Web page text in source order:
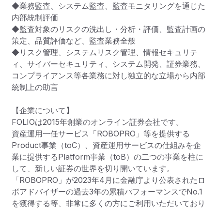
◆業務監査、システム監査、監査モニタリングを通じた
内部統制評価
◆監査対象のリスクの洗出し・分析・評価、監査計画の
策定、品質評価など、監査業務全般
◆リスク管理、システムリスク管理、情報セキュリテ
ィ、サイバーセキュリティ、システム開発、証券業務、
コンプライアンス等各業務に対し独立的な立場から内部
統制上の助言
【企業について】
FOLIOは2015年創業のオンライン証券会社です。
資産運用一任サービス「ROBOPRO」等を提供する
Product事業（toC）、資産運用サービスの仕組みを企
業に提供するPlatform事業（toB）の二つの事業を柱に
して、新しい証券の世界を切り開いています。
「ROBOPRO」が2023年4月に金融庁より公表されたロ
ボアドバイザーの過去3年の累積パフォーマンスでNo.1
を獲得する等、非常に多くの方にご利用いただいており